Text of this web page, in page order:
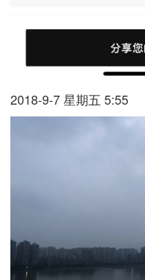
2018-9-7 星期五 5:55